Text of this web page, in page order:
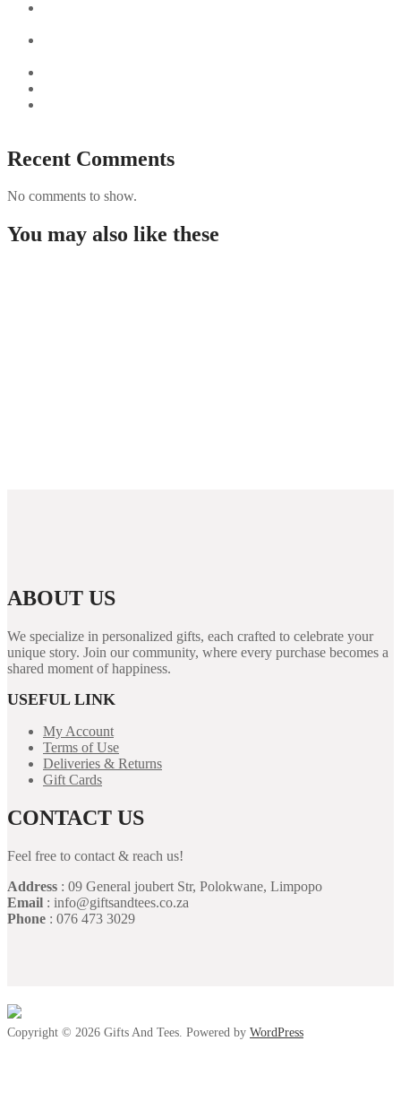
Recent Comments
No comments to show.
You may also like these
ABOUT US
We specialize in personalized gifts, each crafted to celebrate your
unique story. Join our community, where every purchase becomes a
shared moment of happiness.
USEFUL LINK
My Account
Terms of Use
Deliveries & Returns
Gift Cards
CONTACT US
Feel free to contact & reach us!
Address : 09 General joubert Str, Polokwane, Limpopo
Email : info@giftsandtees.co.za
Phone : 076 473 3029
Copyright © 2026 Gifts And Tees. Powered by WordPress